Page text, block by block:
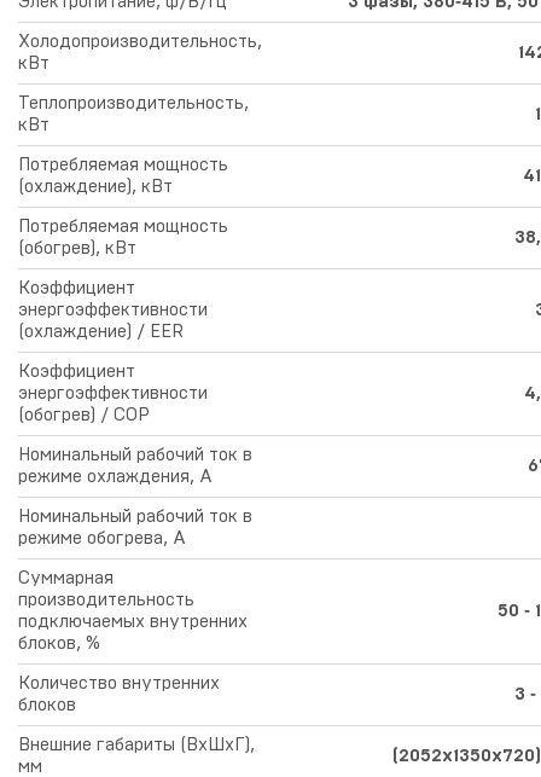
Холодопроизводительность,
кВт
Теплопроизводительность,
кВт
Потребляемая мощность
(охлаждение), кВт
Потребляемая мощность
(обогрев), кВт
Коэффициент
энергоэффективности
(охлаждение) / EER
Коэффициент
энергоэффективности
(обогрев) / COP
Номинальный рабочий ток в
режиме охлаждения, А
Номинальный рабочий ток в
режиме обогрева, А
Суммарная
производительность
подключаемых внутренних
блоков, %
50 ‑
Количество внутренних
блоков
3
Внешние габариты (ВхШхГ),
мм